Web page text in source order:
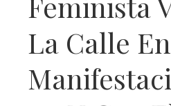
La Calle